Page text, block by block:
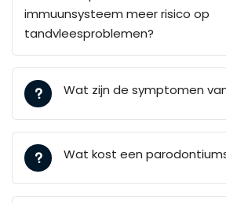
immuunsysteem meer risico op
tandvleesproblemen?
Wat zijn de symptomen
Wat kost een